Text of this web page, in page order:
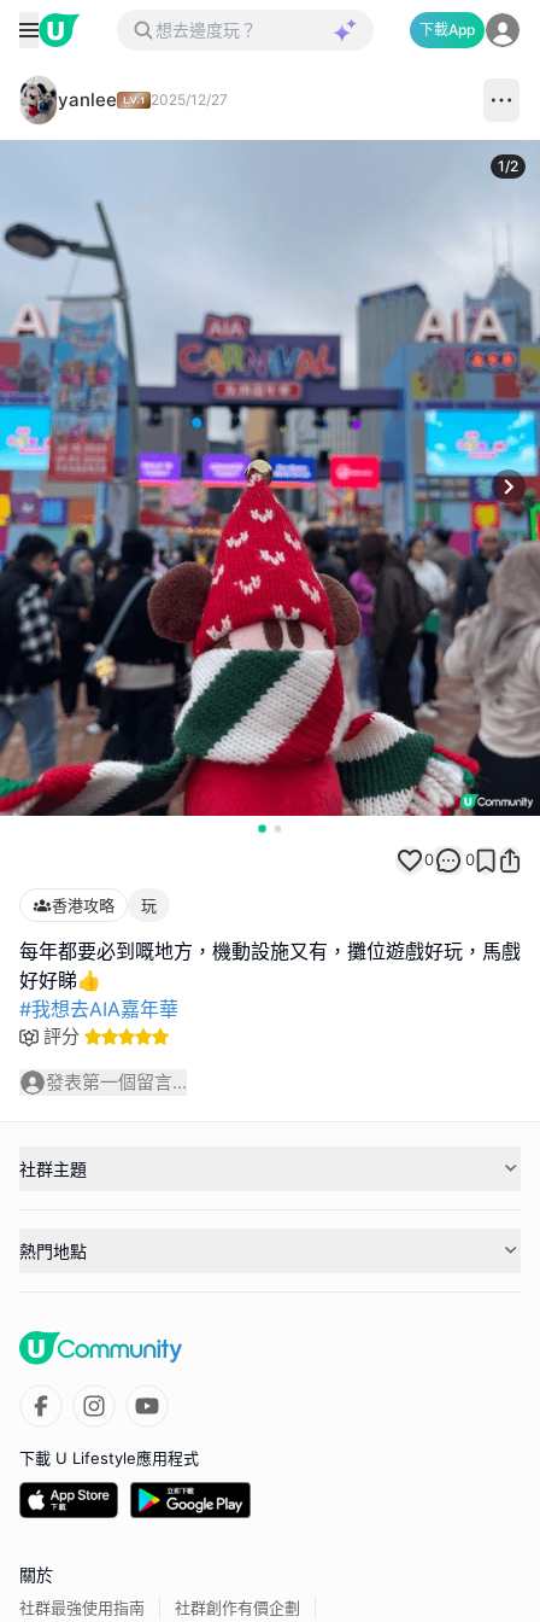
下載App
yanlee 2025/12/27
1/2
0 0
香港攻略 玩
每年都要必到嘅地方，機動設施又有，攤位遊戲好玩，馬戲
#我想去AIA嘉年華
評分
發表第一個留言...
社群主題
熱門地點
下載 U Lifestyle應用程式
關於
社群最強使用指南 社群創作有價企劃